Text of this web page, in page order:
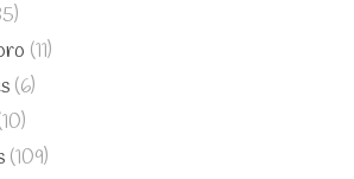
(11)
(6)
(109)